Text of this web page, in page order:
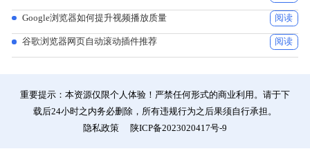
Google浏览器如何提升视频播放质量 阅读
谷歌浏览器网页自动滚动插件推荐 阅读
重要提示：本资源仅限个人体验！严禁任何形式的商业利用。请于下
载后24小时之内务必删除，所有违规行为之后果须自行承担。
隐私政策
陕ICP备2023020417号-9